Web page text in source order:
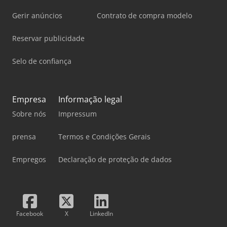
Gerir anúncios
Reservar publicidade
Selo de confiança
Contrato de compra modelo
Empresa
Sobre nós
prensa
Empregos
Informação legal
Impressum
Termos e Condições Gerais
Declaração de proteção de dados
Facebook X LinkedIn